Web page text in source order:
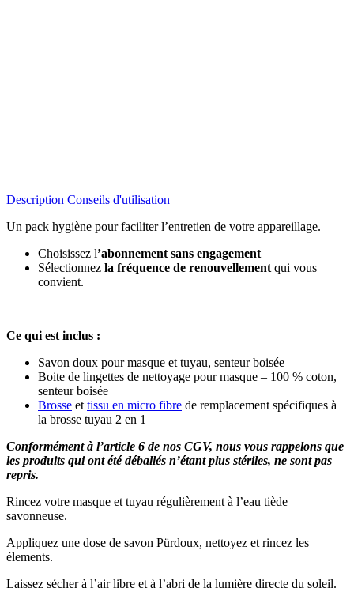
Description Conseils d'utilisation
Un pack hygiène pour faciliter l’entretien de votre appareillage.
Choisissez l’abonnement sans engagement
Sélectionnez la fréquence de renouvellementqui vous
convient.
Ce qui est inclus :
Savon doux pour masque et tuyau, senteur boisée
Boite de lingettes de nettoyage pour masque – 100 % coton,
senteur boisée
Brosse ettissu en micro fibre de remplacement spécifiques à
la brosse tuyau 2 en 1
Conformément à l’article 6 de nos CGV, nous vous rappelons que
les produits qui ont été déballés n’étant plus stériles, ne sont pas
repris.
Rincez votre masque et tuyau régulièrement à l’eau tiède
savonneuse.
Appliquez une dose de savon Pürdoux, nettoyez et rincez les
élements.
Laissez sécher à l’air libre et à l’abri de la lumière directe du soleil.